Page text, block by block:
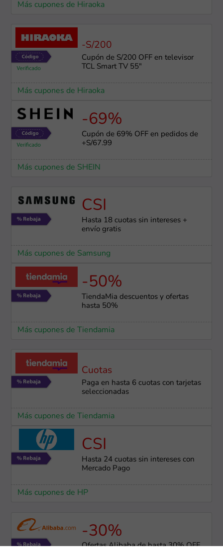
Más cupones de Hiraoka
-S/200
Cupón de S/200 OFF en televisor
TCL Smart TV 55"
Más cupones de Hiraoka
-69%
Cupón de 69% OFF en pedidos de
+S/67.99
Más cupones de SHEIN
CSI
Hasta 18 cuotas sin intereses +
envío gratis
Más cupones de Samsung
-50%
TiendaMia descuentos y ofertas
hasta 50%
Más cupones de Tiendamia
Cuotas
Paga en hasta 6 cuotas con tarjetas
seleccionadas
Más cupones de Tiendamia
CSI
Hasta 24 cuotas sin intereses con
Mercado Pago
Más cupones de HP
-30%
Ofertas Alibaba de hasta 30% OFF